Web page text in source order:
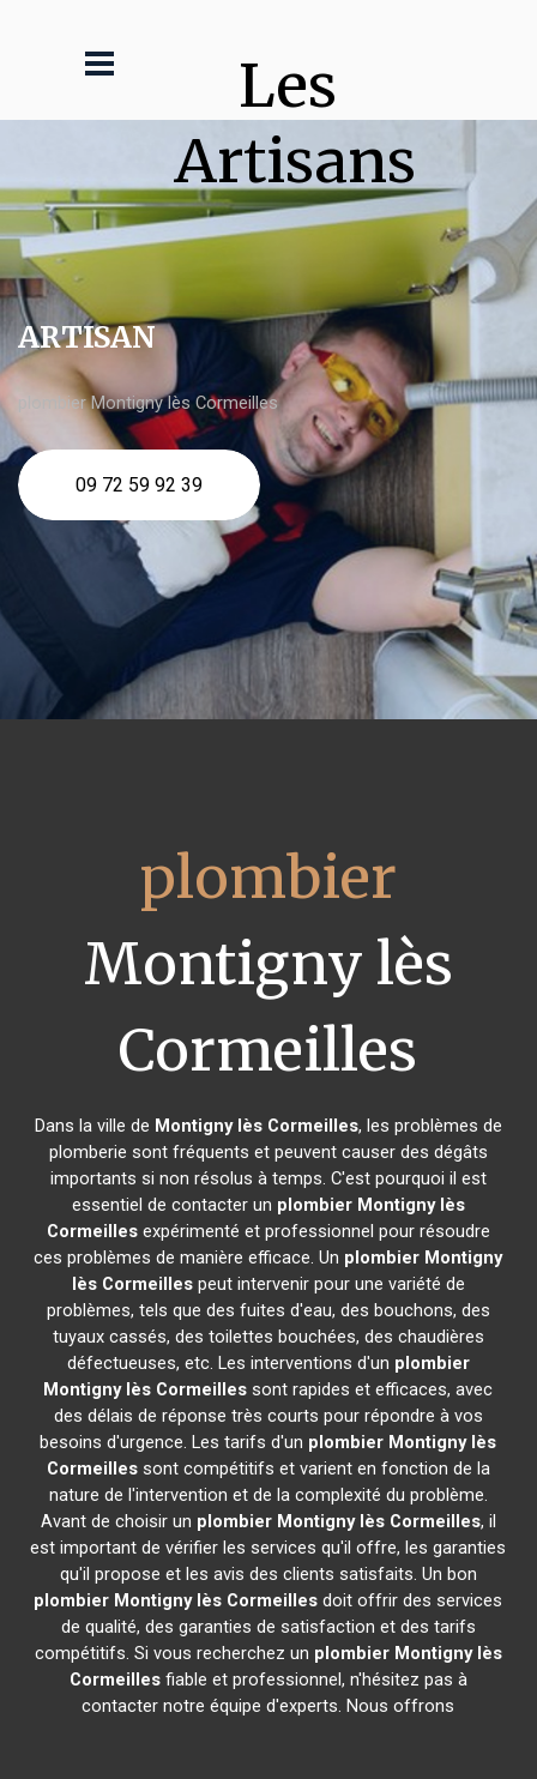
Les
Artisans
ARTISAN
plombier Montigny lès Cormeilles
09 72 59 92 39
plombier
Montigny lès
Cormeilles
Dans la ville de Montigny lès Cormeilles, les problèmes de
plomberie sont fréquents et peuvent causer des dégâts
importants si non résolus à temps. C'est pourquoi il est
essentiel de contacter un plombier Montigny lès
Cormeillesexpérimenté et professionnel pour résoudre
ces problèmes de manière efficace. Un plombier Montigny
lès Cormeillespeut intervenir pour une variété de
problèmes, tels que des fuites d'eau, des bouchons, des
tuyaux cassés, des toilettes bouchées, des chaudières
défectueuses, etc. Les interventions d'un plombier
Montigny lès Cormeilles sont rapides et efficaces, avec
des délais de réponse très courts pour répondre à vos
besoins d'urgence. Les tarifs d'un plombier Montigny lès
Cormeillessont compétitifs et varient en fonction de la
nature de l'intervention et de la complexité du problème.
Avant de choisir un plombier Montigny lès Cormeilles, il
est important de vérifier les services qu'il offre, les garanties
qu'il propose et les avis des clients satisfaits. Un bon
plombier Montigny lès Cormeilles doit offrir des services
de qualité, des garanties de satisfaction et des tarifs
compétitifs. Si vous recherchez un plombier Montigny lès
Cormeillesfiable et professionnel, n'hésitez pas à
contacter notre équipe d'experts. Nous offrons